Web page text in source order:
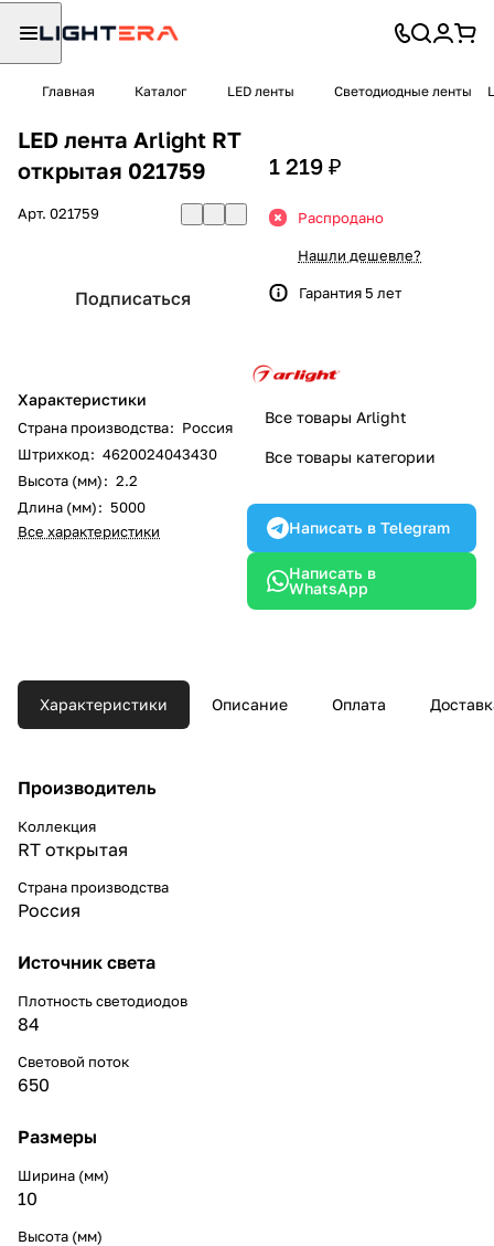
Главная Каталог LED ленты Светодиодные ленты
LED лента Arlight RT
открытая 021759
Арт. 021759
Подписаться
Характеристики
Страна производства: Россия
Штрихкод: 4620024043430
Высота (мм): 2.2
Длина (мм): 5000
Все характеристики
1 219 ₽
Распродано
Нашли дешевле?
Гарантия 5 лет
Все товары Arlight
Все товары категории
Написать в Telegram
Написать в
WhatsApp
Характеристики Описание Оплата
Производитель
Коллекция
RT открытая
Страна производства
Россия
Источник света
Плотность светодиодов
84
Световой поток
650
Размеры
Ширина (мм)
10
Высота (мм)